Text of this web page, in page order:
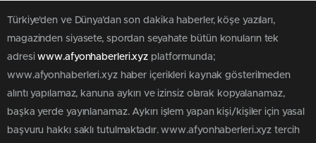
Türkiye'den ve Dünya’dan son dakika haberler, köşe yazıları,
magazinden siyasete, spordan seyahate bütün konuların tek
adresiwww.afyonhaberleri.xyz platformunda;
www.afyonhaberleri.xyz haber içerikleri kaynak gösterilmeden
alıntı yapılamaz, kanuna aykırı ve izinsiz olarak kopyalanamaz,
başka yerde yayınlanamaz. Aykırı işlem yapan kişi/kişiler için yasal
başvuru hakkı saklı tutulmaktadır. www.afyonhaberleri.xyz tercih